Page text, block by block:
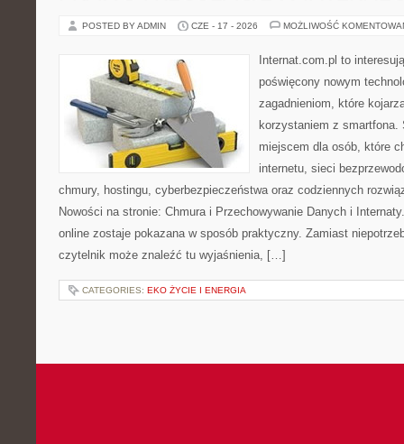
POSTED BY ADMIN CZE - 17 - 2026 MOŻLIWOŚĆ
Internat.com.pl to
poświęcony nowym
zagadnieniom, które
korzystaniem z
miejscem dla osób, które
internetu, sieci
chmury, hostingu, cyberbezpieczeństwa oraz codziennych
Nowości na stronie: Chmura i Przechowywanie Danych i
online zostaje pokazana w sposób praktyczny. Zamiast
czytelnik może znaleźć tu wyjaśnienia, […]
CATEGORIES: EKO ŻYCIE I ENERGIA